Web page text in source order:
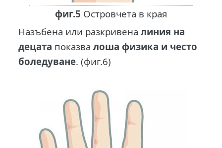
фиг.5 Островчета в края
Назъбена или разкривеналиния на
децата показвалоша физика и често
боледуване. (фиг.6)